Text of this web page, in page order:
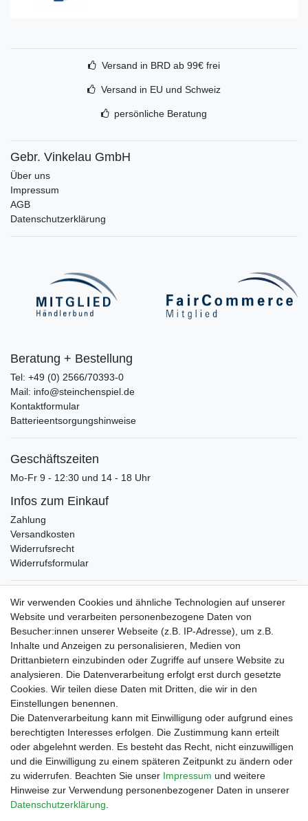
Versand in BRD ab 99€ frei
Versand in EU und Schweiz
persönliche Beratung
Gebr. Vinkelau GmbH
Über uns
Impressum
AGB
Datenschutzerklärung
Beratung + Bestellung
Tel: +49 (0) 2566/70393-0
Mail: info@steinchenspiel.de
Kontaktformular
Batterieentsorgungshinweise
Geschäftszeiten
Mo-Fr 9 - 12:30 und 14 - 18 Uhr
Infos zum Einkauf
Zahlung
Versandkosten
Widerrufsrecht
Widerrufsformular
Verpackungslizenz
bei der Landbell AG
Zahlungsarten
Vorabüberweisung
Rechnungskauf
Zahlung bei Abholung
PayPal (inkl. Kreditkarten)
Wir verwenden Cookies und ähnliche Technologien auf unserer
Website und verarbeiten personenbezogene Daten von
Besucher:innen unserer Webseite (z.B. IP-Adresse), um z.B.
Inhalte und Anzeigen zu personalisieren, Medien von
Drittanbietern einzubinden oder Zugriffe auf unsere Website zu
analysieren. Die Datenverarbeitung erfolgt erst durch gesetzte
Cookies. Wir teilen diese Daten mit Dritten, die wir in den
Einstellungen benennen.
Die Datenverarbeitung kann mit Einwilligung oder aufgrund eines
berechtigten Interesses erfolgen. Die Zustimmung kann erteilt
oder abgelehnt werden. Es besteht das Recht, nicht einzuwilligen
und die Einwilligung zu einem späteren Zeitpunkt zu ändern oder
zu widerrufen. Beachten Sie unser Impressum und weitere
Hinweise zur Verwendung personenbezogener Daten in unserer
Daten­schutz­erklärung